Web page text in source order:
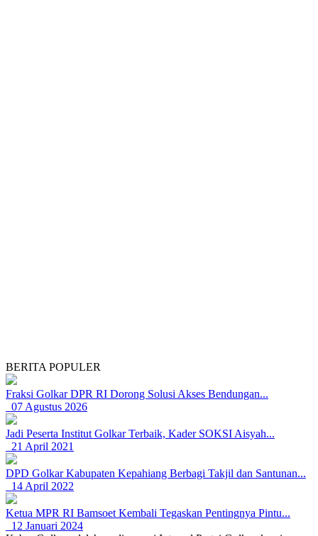
BERITA POPULER
Fraksi Golkar DPR RI Dorong Solusi Akses Bendungan...
07 Agustus 2026
Jadi Peserta Institut Golkar Terbaik, Kader SOKSI Aisyah...
21 April 2021
DPD Golkar Kabupaten Kepahiang Berbagi Takjil dan Santunan...
14 April 2022
Ketua MPR RI Bamsoet Kembali Tegaskan Pentingnya Pintu...
12 Januari 2024